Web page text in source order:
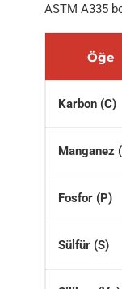
ASTM A335
Öğe
Karbon (C)
Manganez
Fosfor (P)
Sülfür (S)